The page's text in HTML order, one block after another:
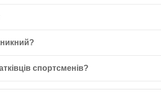
спортсменів?